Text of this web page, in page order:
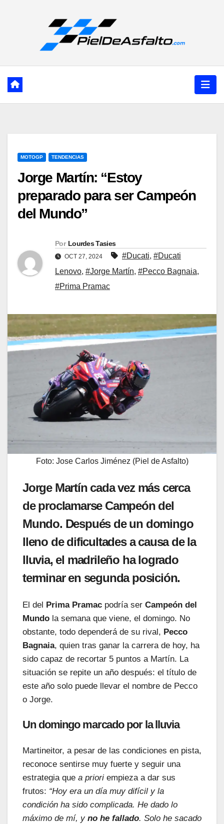
MOTOGP TENDENCIAS
Jorge Martín: “Estoy
preparado para ser Campeón
del Mundo”
Por Lourdes Tasies
OCT 27, 2024 #Ducati, #Ducati
Lenovo, #Jorge Martín, #Pecco Bagnaia,
#Prima Pramac
Foto: Jose Carlos Jiménez (Piel de Asfalto)
Jorge Martín cada vez más cerca
de proclamarse Campeón del
Mundo. Después de un domingo
lleno de dificultades a causa de la
lluvia, el madrileño ha logrado
terminar en segunda posición.
El del Prima Pramac podría ser Campeón del
Mundo la semana que viene, el domingo. No
obstante, todo dependerá de su rival, Pecco
Bagnaia, quien tras ganar la carrera de hoy, ha
sido capaz de recortar 5 puntos a Martín. La
situación se repite un año después: el título de
este año solo puede llevar el nombre de Pecco
o Jorge.
Un domingo marcado por la lluvia
Martineitor, a pesar de las condiciones en pista,
reconoce sentirse muy fuerte y seguir una
estrategia que a priori empieza a dar sus
frutos: “Hoy era un día muy difícil y la
condición ha sido complicada. He dado lo
máximo de mí, y no he fallado. Solo he sacado